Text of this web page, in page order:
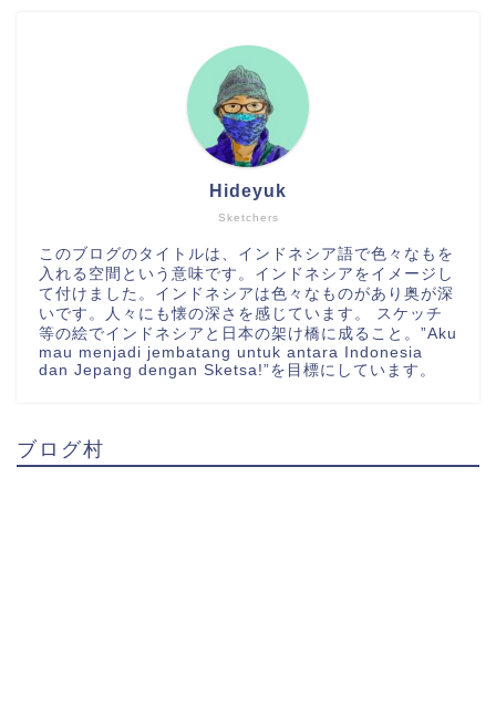
Sketchers
Hideyuk
このブログのタイトルは、インドネシア語で色々なもを
入れる空間という意味です。インドネシアをイメージし
て付けました。インドネシアは色々なものがあり奥が深
いです。人々にも懐の深さを感じています。 スケッチ
等の絵でインドネシアと日本の架け橋に成ること。”Aku
mau menjadi jembatang untuk antara Indonesia
dan Jepang dengan Sketsa!”を目標にしています。
ブログ村